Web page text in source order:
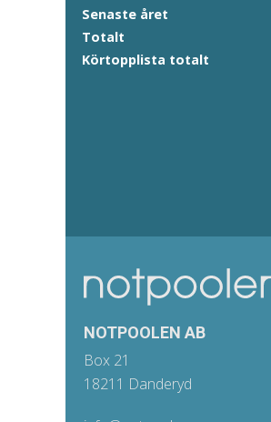
Senaste året
Totalt
Körtopplista totalt
NOTPOOLEN AB
Box 21
18211 Danderyd